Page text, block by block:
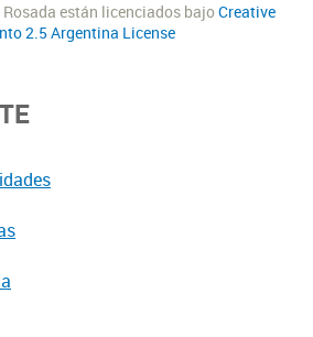
están licenciados bajoCreative
2.5 Argentina License